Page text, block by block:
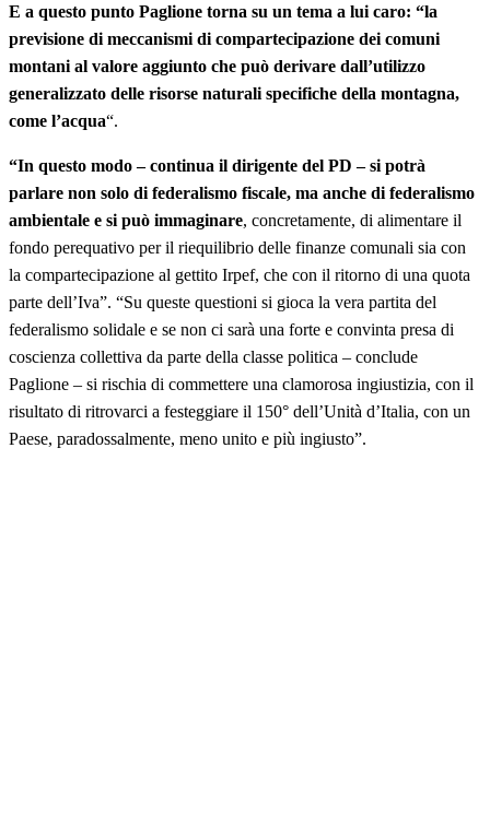
E a questo punto Paglione torna su un tema a lui caro: “la
previsione di meccanismi di compartecipazione dei comuni
montani al valore aggiunto che può derivare dall’utilizzo
generalizzato delle risorse naturali specifiche della montagna,
come l’acqua“.
“In questo modo – continua il dirigente del PD – si potrà
parlare non solo di federalismo fiscale, ma anche di federalismo
ambientale e si può immaginare, concretamente, di alimentare il
fondo perequativo per il riequilibrio delle finanze comunali sia con
la compartecipazione al gettito Irpef, che con il ritorno di una quota
parte dell’Iva”. “Su queste questioni si gioca la vera partita del
federalismo solidale e se non ci sarà una forte e convinta presa di
coscienza collettiva da parte della classe politica – conclude
Paglione – si rischia di commettere una clamorosa ingiustizia, con il
risultato di ritrovarci a festeggiare il 150° dell’Unità d’Italia, con un
Paese, paradossalmente, meno unito e più ingiusto”.